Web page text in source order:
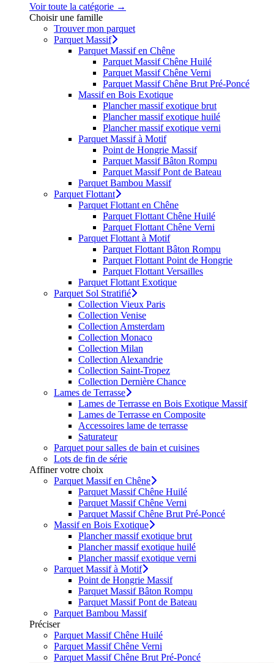
Voir toute la catégorie →
Choisir une famille
Trouver mon parquet
Parquet Massif
Parquet Massif en Chêne
Parquet Massif Chêne Huilé
Parquet Massif Chêne Verni
Parquet Massif Chêne Brut Pré-Poncé
Massif en Bois Exotique
Plancher massif exotique brut
Plancher massif exotique huilé
Plancher massif exotique verni
Parquet Massif à Motif
Point de Hongrie Massif
Parquet Massif Bâton Rompu
Parquet Massif Pont de Bateau
Parquet Bambou Massif
Parquet Flottant
Parquet Flottant en Chêne
Parquet Flottant Chêne Huilé
Parquet Flottant Chêne Verni
Parquet Flottant à Motif
Parquet Flottant Bâton Rompu
Parquet Flottant Point de Hongrie
Parquet Flottant Versailles
Parquet Flottant Exotique
Parquet Sol Stratifié
Collection Vieux Paris
Collection Venise
Collection Amsterdam
Collection Monaco
Collection Milan
Collection Alexandrie
Collection Saint-Tropez
Collection Dernière Chance
Lames de Terrasse
Lames de Terrasse en Bois Exotique Massif
Lames de Terrasse en Composite
Accessoires lame de terrasse
Saturateur
Parquet pour salles de bain et cuisines
Lots de fin de série
Affiner votre choix
Parquet Massif en Chêne
Parquet Massif Chêne Huilé
Parquet Massif Chêne Verni
Parquet Massif Chêne Brut Pré-Poncé
Massif en Bois Exotique
Plancher massif exotique brut
Plancher massif exotique huilé
Plancher massif exotique verni
Parquet Massif à Motif
Point de Hongrie Massif
Parquet Massif Bâton Rompu
Parquet Massif Pont de Bateau
Parquet Bambou Massif
Préciser
Parquet Massif Chêne Huilé
Parquet Massif Chêne Verni
Parquet Massif Chêne Brut Pré-Poncé